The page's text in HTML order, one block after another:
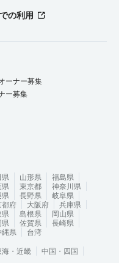
の利用
ーナー募集
ー募集
県 山形県
福島県
県 東京都
神奈川県
県 長野県
岐阜県
都府 大阪府
兵庫県
県 島根県
岡山県
県 佐賀県
長崎県
縄県
台湾
海・近畿
中国・四国